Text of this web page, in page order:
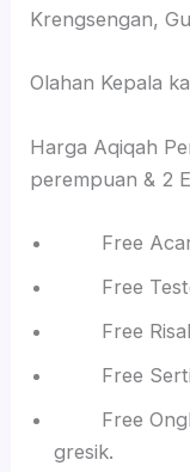
Krengsengan,
Olahan Kepala
Harga Aqiqah
perempuan & 2
Free
Free
Free
Free
Free
gresik.